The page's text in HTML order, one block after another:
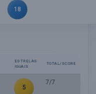
18
ESTRELAS
IGUAIS
TOTAL/SCORE
5
7/7